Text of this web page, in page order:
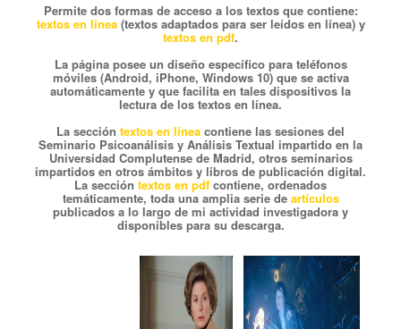
Permite dos formas de acceso a los textos que contiene:
textos en línea(textos adaptados para ser leídos en línea) y
textos en pdf.
La página posee un diseño específico para teléfonos
móviles (Android, iPhone, Windows 10) que se activa
automáticamente y que facilita en tales dispositivos la
lectura de los textos en línea.
La sección textos en línea contiene las sesiones del
Seminario Psicoanálisis y Análisis Textual impartido en la
Universidad Complutense de Madrid, otros seminarios
impartidos en otros ámbitos y libros de publicación digital.
La sección textos en pdf contiene, ordenados
temáticamente, toda una amplia serie de artículos
publicados a lo largo de mi actividad investigadora y
disponibles para su descarga.